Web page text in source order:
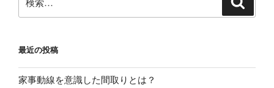
シ
索:
最近の投稿
家事動線を意識した間取りとは？